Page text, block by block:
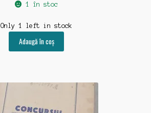
1 în stoc
Only 1 left in stock
Adaugă în coș